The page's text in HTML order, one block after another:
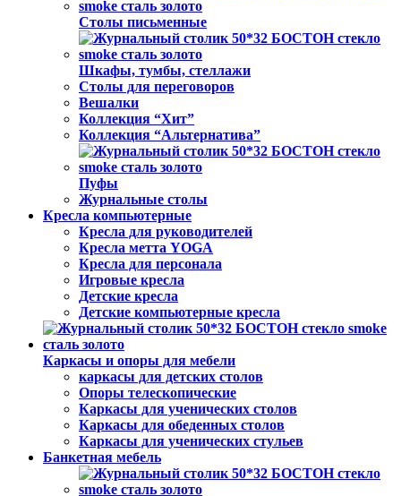
Столы письменные
Шкафы, тумбы, стеллажи
Столы для переговоров
Вешалки
Коллекция “Хит”
Коллекция “Альтернатива”
Пуфы
Журнальные столы
Кресла компьютерные
Кресла для руководителей
Кресла метта YOGA
Кресла для персонала
Игровые кресла
Детские кресла
Детские компьютерные кресла
Каркасы и опоры для мебели
каркасы для детских столов
Опоры телескопические
Каркасы для ученических столов
Каркасы для обеденных столов
Каркасы для ученических стульев
Банкетная мебель